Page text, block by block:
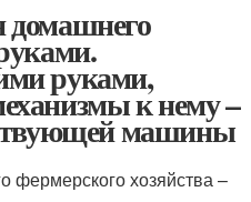
руками,
к нему –
машины
фермерского хозяйства –